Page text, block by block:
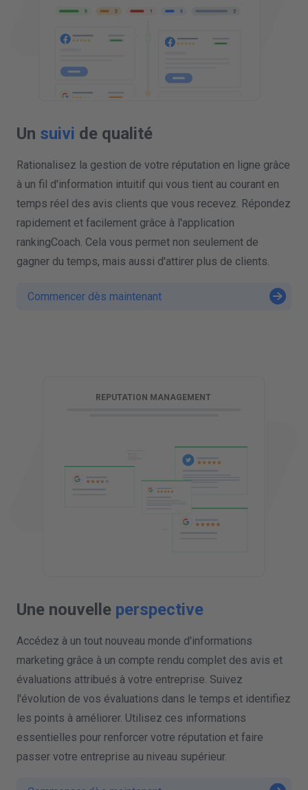
Un suivi de qualité
Rationalisez la gestion de votre réputation en ligne grâce
à un fil d'information intuitif qui vous tient au courant en
temps réel des avis clients que vous recevez. Répondez
rapidement et facilement grâce à l'application
rankingCoach. Cela vous permet non seulement de
gagner du temps, mais aussi d'attirer plus de clients.
Commencer dès maintenant
Une nouvelle perspective
Accédez à un tout nouveau monde d'informations
marketing grâce à un compte rendu complet des avis et
évaluations attribués à votre entreprise. Suivez
l'évolution de vos évaluations dans le temps et identifiez
les points à améliorer. Utilisez ces informations
essentielles pour renforcer votre réputation et faire
passer votre entreprise au niveau supérieur.
REPUTATION MANAGEMENT